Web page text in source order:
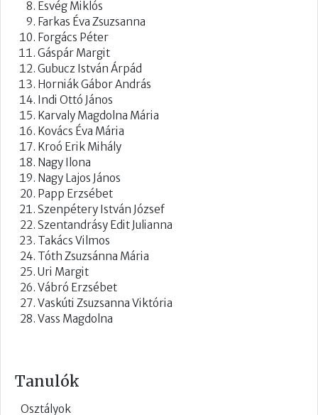
Tanulók
Osztályok
Esvég Miklós
Farkas Éva Zsuzsanna
Forgács Péter
Gáspár Margit
Gubucz István Árpád
Horniák Gábor András
Indi Ottó János
Karvaly Magdolna Mária
Kovács Éva Mária
Kroó Erik Mihály
Nagy Ilona
Nagy Lajos János
Papp Erzsébet
Szenpétery István József
Szentandrásy Edit Julianna
Takács Vilmos
Tóth Zsuzsánna Mária
Uri Margit
Vábró Erzsébet
Vaskúti Zsuzsanna Viktória
Vass Magdolna